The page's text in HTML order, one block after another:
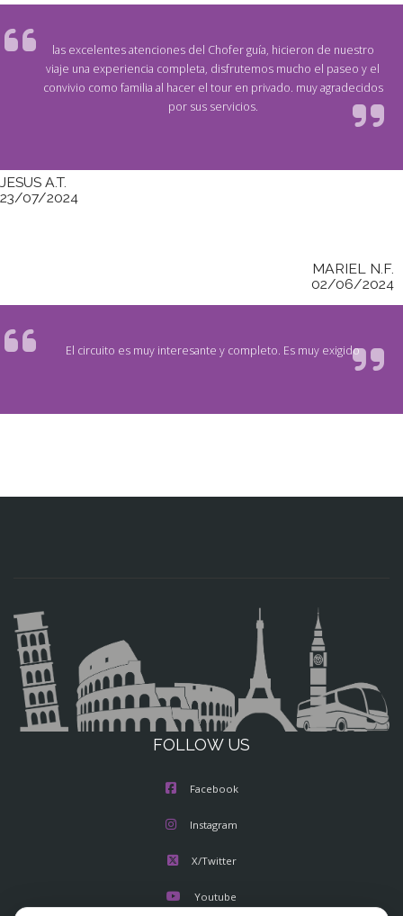
las excelentes atenciones del Chofer guía, hicieron de nuestro
viaje una experiencia completa, disfrutemos mucho el paseo y el
convivio como familia al hacer el tour en privado. muy agradecidos
por sus servicios.
JESUS A.T.
23/07/2024
MARIEL N.F.
02/06/2024
El circuito es muy interesante y completo. Es muy exigido
FOLLOW US
Facebook
Instagram
X/Twitter
Youtube